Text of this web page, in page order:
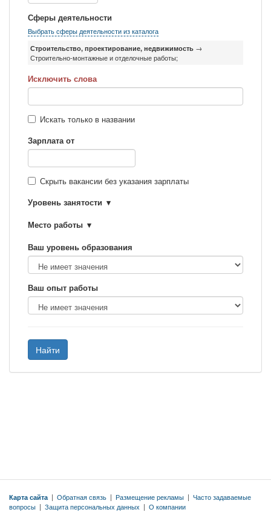
Сферы деятельности
Выбрать сферы деятельности из каталога
Строительство, проектирование, недвижимость →
Строительно-монтажные и отделочные работы;
Исключить слова
Искать только в названии
Зарплата от
Скрыть вакансии без указания зарплаты
Уровень занятости
Место работы
Ваш уровень образования
Ваш опыт работы
Найти
Карта сайта | Обратная связь | Размещение рекламы | Часто задаваемые
вопросы | Защита персональных данных | О компании